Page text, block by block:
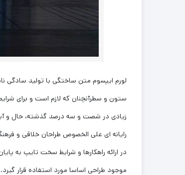
لورم ایپسوم متن ساختگی با تولید سادگی
ستون و سطرآنچنان که لازم است و برای
زیادی در شصت و سه درصد گذشته، حال و
رایانه ای علی الخصوص طراحان خلاقی و
در ارائه راهکارها و شرایط سخت تایپ به
موجود طراحی اساسا مورد استفاده قرار گیرد.